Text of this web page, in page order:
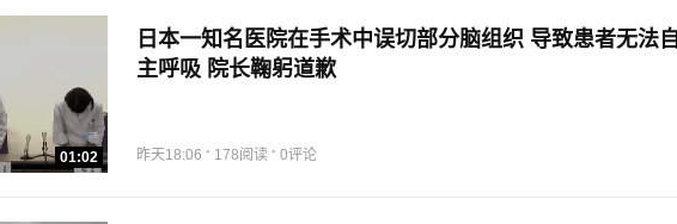
01:02
日本一知名医院在手术中误切部分脑组织 导致患者无法自
主呼吸 院长鞠躬道歉
昨天18:06 · 178阅读 · 0评论